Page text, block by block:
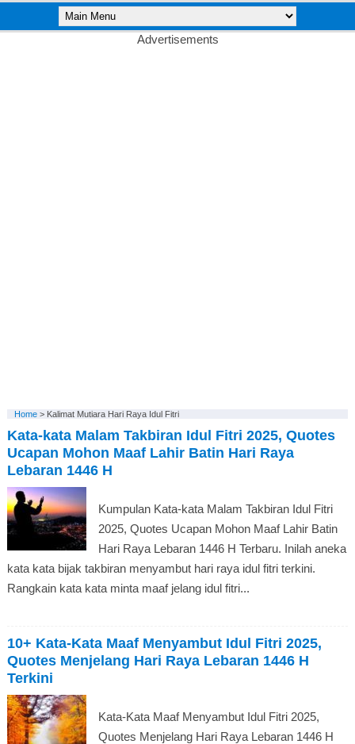
Advertisements
Home> Kalimat Mutiara Hari Raya Idul Fitri
Kata-kata Malam Takbiran Idul Fitri 2025, Quotes
Ucapan Mohon Maaf Lahir Batin Hari Raya
Lebaran 1446 H
Kumpulan Kata-kata Malam Takbiran Idul Fitri
2025, Quotes Ucapan Mohon Maaf Lahir Batin
Hari Raya Lebaran 1446 H Terbaru. Inilah aneka
kata kata bijak takbiran menyambut hari raya idul fitri terkini.
Rangkain kata kata minta maaf jelang idul fitri...
10+ Kata-Kata Maaf Menyambut Idul Fitri 2025,
Quotes Menjelang Hari Raya Lebaran 1446 H
Terkini
Kata-Kata Maaf Menyambut Idul Fitri 2025,
Quotes Menjelang Hari Raya Lebaran 1446 H